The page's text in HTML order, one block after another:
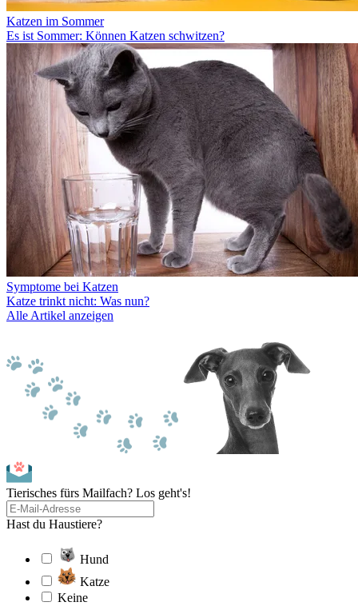
Katzen im Sommer
Es ist Sommer: Können Katzen schwitzen?
Symptome bei Katzen
Katze trinkt nicht: Was nun?
Alle Artikel anzeigen
Tierisches fürs Mailfach? Los geht's!
Hast du Haustiere?
Hund
Katze
Keine